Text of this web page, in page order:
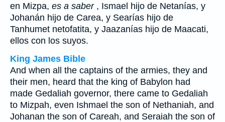
en Mizpa, es a saber, Ismael hijo de Netanías, y
Johanán hijo de Carea, y Searías hijo de
Tanhumet netofatita, y Jaazanías hijo de Maacati,
ellos con los suyos.
King James Bible
And when all the captains of the armies, they and
their men, heard that the king of Babylon had
made Gedaliah governor, there came to Gedaliah
to Mizpah, even Ishmael the son of Nethaniah, and
Johanan the son of Careah, and Seraiah the son of